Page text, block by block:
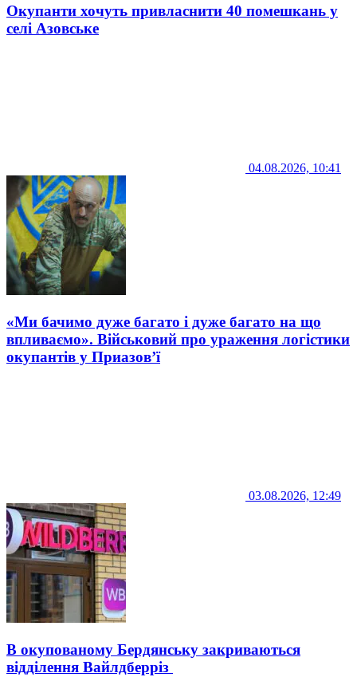
Окупанти хочуть привласнити 40 помешкань у
селі Азовське
04.08.2026, 10:41
«Ми бачимо дуже багато і дуже багато на що
впливаємо». Військовий про ураження логістики
окупантів у Приазов’ї
03.08.2026, 12:49
В окупованому Бердянську закриваються
відділення Вайлдберріз